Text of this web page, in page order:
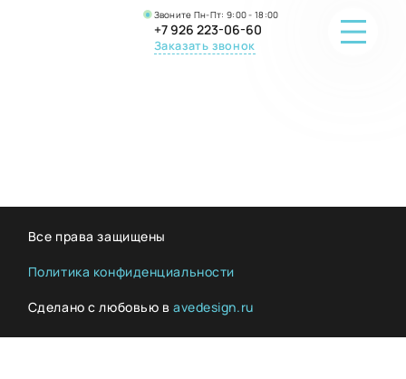
Звоните Пн-Пт: 9:00 - 18:00
+7 926 223-06-60
Заказать звонок
ОНЛАЙН-ПРОДАЖА
ВОПРОС-ОТВЕТ
КОНТАКТЫ
Все права защищены
Политика конфиденциальности
Сделано с любовью в avedesign.ru